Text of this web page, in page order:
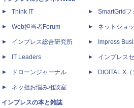
Think IT
Web担当者Forum
インプレス総合研究所
IT Leaders
ドローンジャーナル
ネッ担お悩み相談室
インプレスの本と雑誌
SmartGridフ
ネットショ
Impress
インプレス
DIGITAL X（